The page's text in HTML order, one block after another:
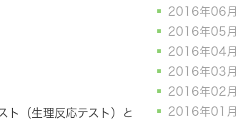
ト（生理反応テスト）と
2016年06月
2016年05月
2016年04月
2016年03月
2016年02月
2016年01月